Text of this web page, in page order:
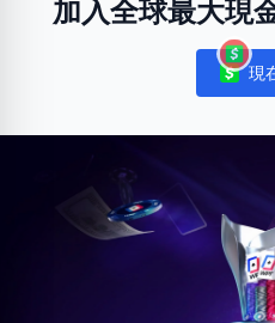
加入全球最大現
現